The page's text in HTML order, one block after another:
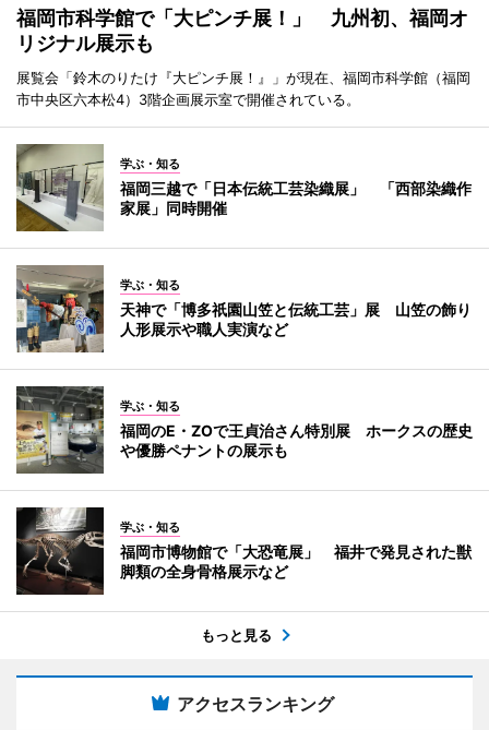
福岡市科学館で「大ピンチ展！」 九州初、福岡オ
リジナル展示も
展覧会「鈴木のりたけ『大ピンチ展！』」が現在、福岡市科学館（福岡
市中央区六本松4）3階企画展示室で開催されている。
学ぶ・知る
福岡三越で「日本伝統工芸染織展」 「西部染織作
家展」同時開催
学ぶ・知る
天神で「博多祇園山笠と伝統工芸」展 山笠の飾り
人形展示や職人実演など
学ぶ・知る
福岡のE・ZOで王貞治さん特別展 ホークスの歴史
や優勝ペナントの展示も
学ぶ・知る
福岡市博物館で「大恐竜展」 福井で発見された獣
脚類の全身骨格展示など
もっと見る
アクセスランキング